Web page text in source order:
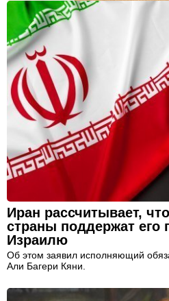
Иран рассчитывает,
страны поддержат его
Израилю
Об этом заявил исполняющий
Али Багери Кяни.